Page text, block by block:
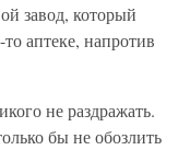
завод, который
аптеке, напротив
не раздражать.
бы не обозлить